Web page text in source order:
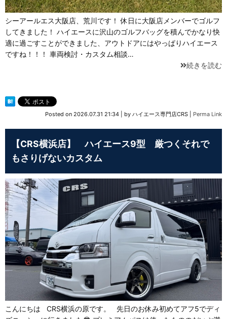
シーアールエス大阪店、荒川です！ 休日に大阪店メンバーでゴルフ
してきました！ ハイエースに沢山のゴルフバッグを積んでかなり快
適に過ごすことができました、アウトドアにはやっぱりハイエース
ですね！！！ 車両検討・カスタム相談…
続きを読む
Posted on 2026.07.31 21:34 by ハイエース専門店CRS Perma Link
【CRS横浜店】 ハイエース9型 厳つくそれで
もさりげないカスタム
こんにちは CRS横浜の原です。 先日のお休み初めてアフ5でディ